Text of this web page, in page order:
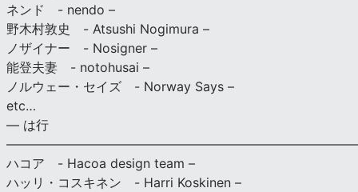
ネンド - nendo –
野木村敦史 - Atsushi Nogimura –
ノザイナー - Nosigner –
能登夫妻 - notohusai –
ノルウェー・セイズ - Norway Says –
etc…
— は行
ハコア - Hacoa design team –
ハッリ・コスキネン - Harri Koskinen –